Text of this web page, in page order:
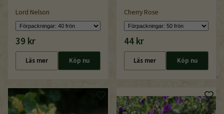
Lord Nelson
39 kr
Läs mer Köp nu
Cherry Rose
44 kr
Läs mer Köp nu